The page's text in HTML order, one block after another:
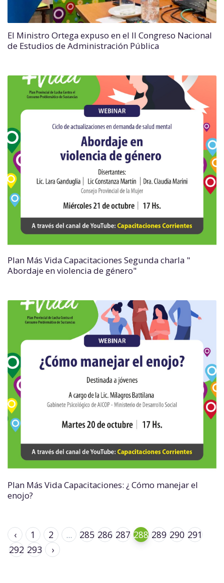
El Ministro Ortega expuso en el II Congreso Nacional
de Estudios de Administración Pública
Plan Más Vida Capacitaciones Segunda charla "
Abordaje en violencia de género"
Plan Más Vida Capacitaciones: ¿ Cómo manejar el
enojo?
‹ 1 2 ... 285 286 287 288 289 290 291
292 293 ›